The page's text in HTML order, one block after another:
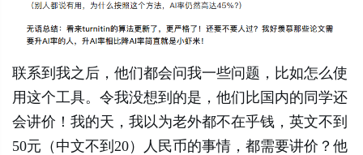
联系到我之后，他们都会问我一些问题，比如怎么使
用这个工具。令我没想到的是，他们比国内的同学还
会讲价！我的天，我以为老外都不在乎钱，英文不到
50元（中文不到20）人民币的事情，都需要讲价？他